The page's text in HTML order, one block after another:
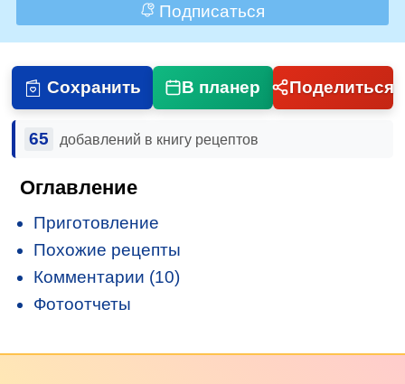
Подписаться
Сохранить В планер Поделиться
65 добавлений в книгу рецептов
Оглавление
Приготовление
Похожие рецепты
Комментарии (10)
Фотоотчеты